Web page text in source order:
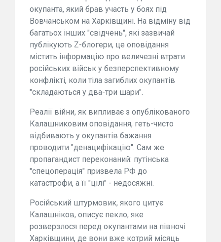
окупанта, який брав участь у боях під
Вовчанськом на Харківщині. На відміну від
багатьох інших "свідчень", які зазвичай
публікують Z-блогери, це оповідання
містить інформацію про величезні втрати
російських військ у безперспективному
конфлікті, коли тіла загиблих окупантів
"складаються у два-три шари".
Реалії війни, як випливає з опублікованого
Калашниковим оповідання, геть-чисто
відбивають у окупантів бажання
проводити "денацифікацію". Сам же
пропагандист переконаний: путінська
"спецоперація" призвела РФ до
катастрофи, а її "цілі" - недосяжні.
Російський штурмовик, якого цитує
Калашніков, описує пекло, яке
розверзлося перед окупантами на півночі
Харківщини, де вони вже котрий місяць